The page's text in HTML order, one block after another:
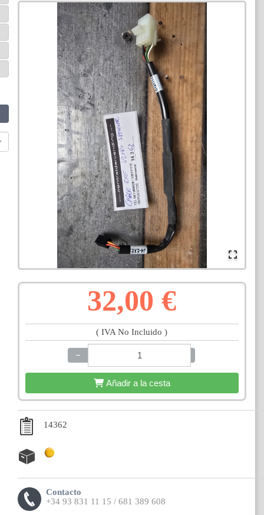
32,00 €
( IVA No Incluido )
−
Añadir a la cesta
14362
Contacto
+34 93 831 11 15 / 681 389 608